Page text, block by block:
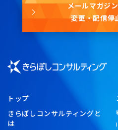
メールマガジ
変更・配信停
トップ
きらぼしコンサルティングと
は